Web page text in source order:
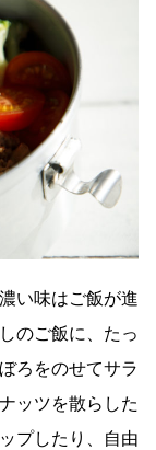
い味はご飯が進
のご飯に、たっ
ろをのせてサラ
ッツを散らした
プしたり、自由